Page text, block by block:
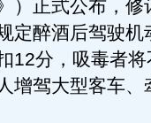
）正式公布，修
定醉酒后驾驶机
12分，吸毒者
增驾大型客车、